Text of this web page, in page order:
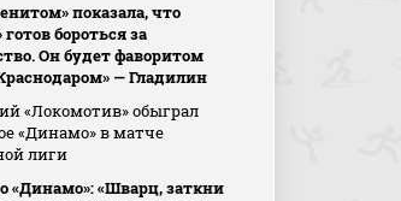
показала, что
готов бороться за
Он будет фаворитом
— Гладилин
«Локомотив» обыграл
«Динамо» в матче
лиги
«Динамо»: «Шварц, заткни